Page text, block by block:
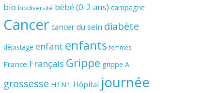
bio biodiversité bébé (0-2 ans) campagne
Cancer cancer du sein diabète
dépistage enfant enfants femmes
France Français Grippe grippe A
grossesse H1N1 Hôpital journée